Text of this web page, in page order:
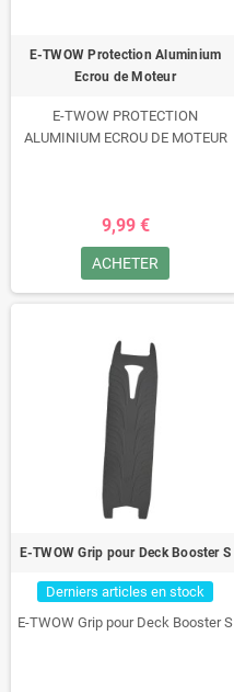
E-TWOW Protection Aluminium
Ecrou de Moteur
E-TWOW PROTECTION
ALUMINIUM ECROU DE MOTEUR
9,99 €
ACHETER
E-TWOW Grip pour Deck Booster S
Derniers articles en stock
E-TWOW Grip pour Deck Booster S